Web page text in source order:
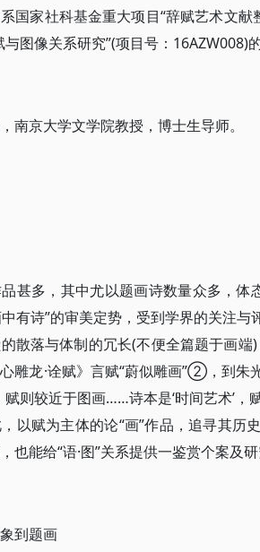
国家社科基金重大项目“辞赋艺术文
图像关系研究”(项目号：16AZW008)
南京大学文学院教授，博士生导师。
甚多，其中尤以题画诗数量众多，
中有诗”的审美定势，受到学界的关注
散落与体制的冗长(不便全篇题于画
雕龙·诠赋》言赋“蔚似雕画”②，到朱
赋则较近于图画……诗本是‘时间艺术’
以赋为主体的论“画”作品，追寻其历
也能给“语·图”关系提供一鉴赏个案及研
到题画